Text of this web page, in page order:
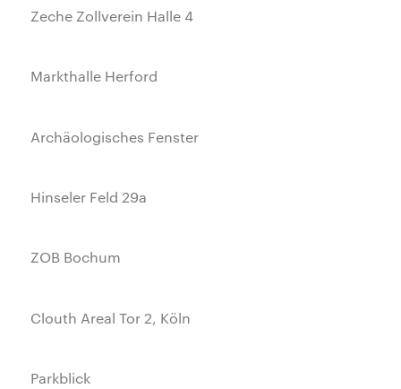
Zeche Zollverein Halle 4
Markthalle Herford
Archäologisches Fenster
Hinseler Feld 29a
ZOB Bochum
Clouth Areal Tor 2, Köln
Parkblick